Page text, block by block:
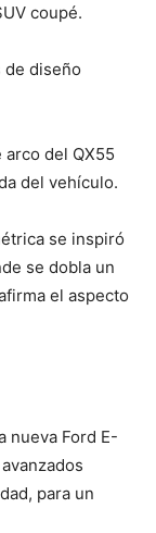
coupé.
de diseño
del QX55
del vehículo.
se inspiró
se dobla un
el aspecto
nueva Ford E-
para un